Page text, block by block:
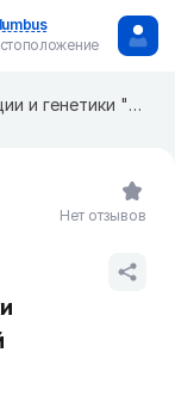
Центр репродукции и генетики "ФЕРТИМЕД" на ​​3-й Парковой
Нет отзывов